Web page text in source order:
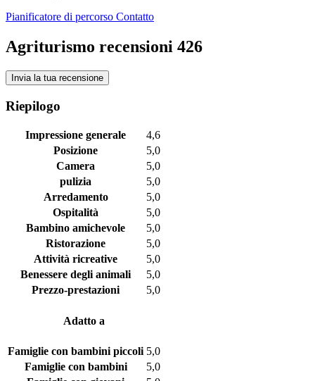
Pianificatore di percorso Contatto
Agriturismo recensioni 426
Invia la tua recensione
Riepilogo
Impressione generale
4,6
Posizione
5,0
Camera
5,0
pulizia
5,0
Arredamento
5,0
Ospitalità
5,0
Bambino amichevole
5,0
Ristorazione
5,0
Attività ricreative
5,0
Benessere degli animali
5,0
Prezzo-prestazioni
5,0
Adatto a
Famiglie con bambini piccoli 5,0
Famiglie con bambini
5,0